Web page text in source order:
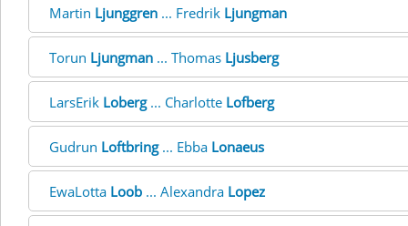
Martin Ljunggren ... Fredrik Ljungman
Torun Ljungman ... Thomas Ljusberg
LarsErik Loberg... Charlotte Lofberg
Gudrun Loftbring... Ebba Lonaeus
EwaLotta Loob ... Alexandra Lopez